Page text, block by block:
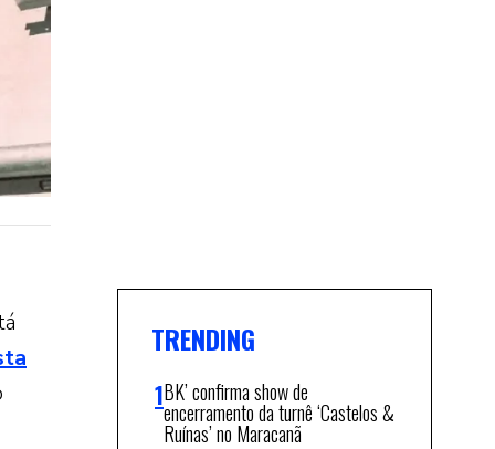
TRENDING
BK’ confirma show de
encerramento da turnê ‘Castelos &
Ruínas’ no Maracanã